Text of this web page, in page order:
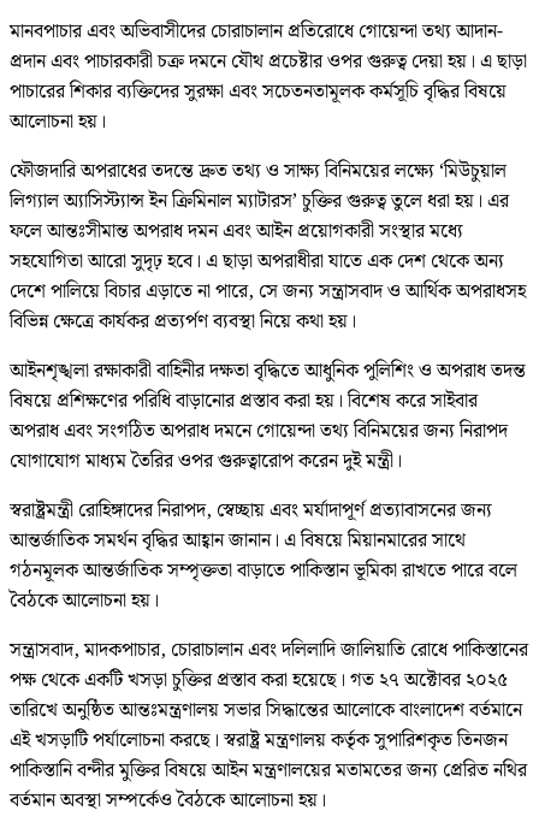
মানবপাচার এবং অভিবাসীদের চোরাচালান প্রতিরোধে গোয়েন্দা তথ্য আদান-
প্রদান এবং পাচারকারী চক্র দমনে যৌথ প্রচেষ্টার ওপর গুরুত্ব দেয়া হয়। এ ছাড়া
পাচারের শিকার ব্যক্তিদের সুরক্ষা এবং সচেতনতামূলক কর্মসূচি বৃদ্ধির বিষয়ে
আলোচনা হয়।
ফৌজদারি অপরাধের তদন্তে দ্রুত তথ্য ও সাক্ষ্য বিনিময়ের লক্ষ্যে ‘মিউচুয়াল
লিগ্যাল অ্যাসিস্ট্যান্স ইন ক্রিমিনাল ম্যাটারস’ চুক্তির গুরুত্ব তুলে ধরা হয়। এর
ফলে আন্তঃসীমান্ত অপরাধ দমন এবং আইন প্রয়োগকারী সংস্থার মধ্যে
সহযোগিতা আরো সুদৃঢ় হবে। এ ছাড়া অপরাধীরা যাতে এক দেশ থেকে অন্য
দেশে পালিয়ে বিচার এড়াতে না পারে, সে জন্য সন্ত্রাসবাদ ও আর্থিক অপরাধসহ
বিভিন্ন ক্ষেত্রে কার্যকর প্রত্যর্পণ ব্যবস্থা নিয়ে কথা হয়।
আইনশৃঙ্খলা রক্ষাকারী বাহিনীর দক্ষতা বৃদ্ধিতে আধুনিক পুলিশিং ও অপরাধ তদন্ত
বিষয়ে প্রশিক্ষণের পরিধি বাড়ানোর প্রস্তাব করা হয়। বিশেষ করে সাইবার
অপরাধ এবং সংগঠিত অপরাধ দমনে গোয়েন্দা তথ্য বিনিময়ের জন্য নিরাপদ
যোগাযোগ মাধ্যম তৈরির ওপর গুরুত্বারোপ করেন দুই মন্ত্রী।
স্বরাষ্ট্রমন্ত্রী রোহিঙ্গাদের নিরাপদ, স্বেচ্ছায় এবং মর্যাদাপূর্ণ প্রত্যাবাসনের জন্য
আন্তর্জাতিক সমর্থন বৃদ্ধির আহ্বান জানান। এ বিষয়ে মিয়ানমারের সাথে
গঠনমূলক আন্তর্জাতিক সম্পৃক্ততা বাড়াতে পাকিস্তান ভূমিকা রাখতে পারে বলে
বৈঠকে আলোচনা হয়।
সন্ত্রাসবাদ, মাদকপাচার, চোরাচালান এবং দলিলাদি জালিয়াতি রোধে পাকিস্তানের
পক্ষ থেকে একটি খসড়া চুক্তির প্রস্তাব করা হয়েছে। গত ২৭ অক্টোবর ২০২৫
তারিখে অনুষ্ঠিত আন্তঃমন্ত্রণালয় সভার সিদ্ধান্তের আলোকে বাংলাদেশ বর্তমানে
এই খসড়াটি পর্যালোচনা করছে। স্বরাষ্ট্র মন্ত্রণালয় কর্তৃক সুপারিশকৃত তিনজন
পাকিস্তানি বন্দীর মুক্তির বিষয়ে আইন মন্ত্রণালয়ের মতামতের জন্য প্রেরিত নথির
বর্তমান অবস্থা সম্পর্কেও বৈঠকে আলোচনা হয়।